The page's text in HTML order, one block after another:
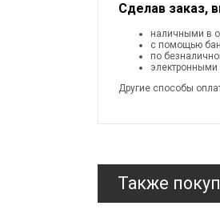
Сделав заказ,
наличными в
с помощью
по
электронными
Другие способы
Также